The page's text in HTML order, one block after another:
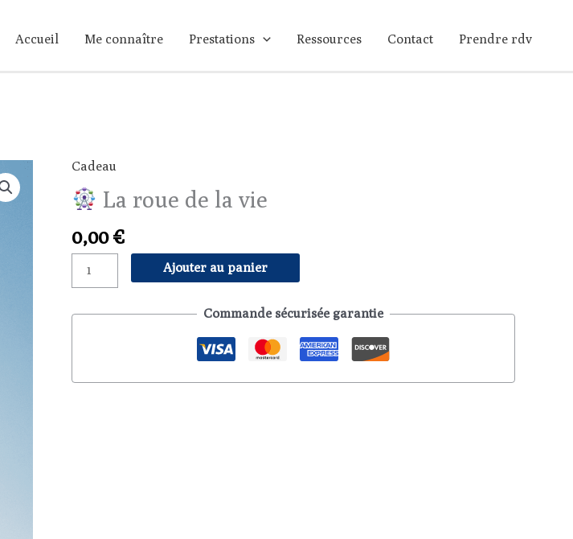
Accueil Me connaître Prestations Ressources Contact Prendre rdv
Cadeau
La roue de la vie
0,00€
quantité
de
La
roue
Ajouter au panier
Commande sécurisée garantie